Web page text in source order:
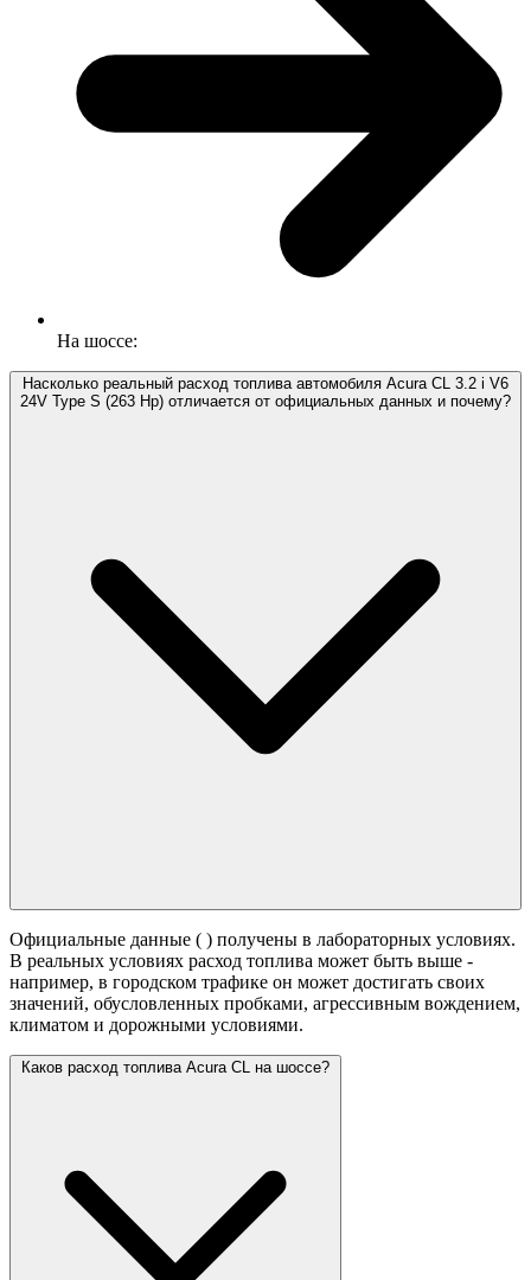
На шоссе:
Насколько реальный расход топлива автомобиля Acura CL 3.2 i V6
24V Type S (263 Hp) отличается от официальных данных и почему?
Официальные данные ( ) получены в лабораторных условиях.
В реальных условиях расход топлива может быть выше -
например, в городском трафике он может достигать своих
значений, обусловленных пробками, агрессивным вождением,
климатом и дорожными условиями.
Каков расход топлива Acura CL на шоссе?